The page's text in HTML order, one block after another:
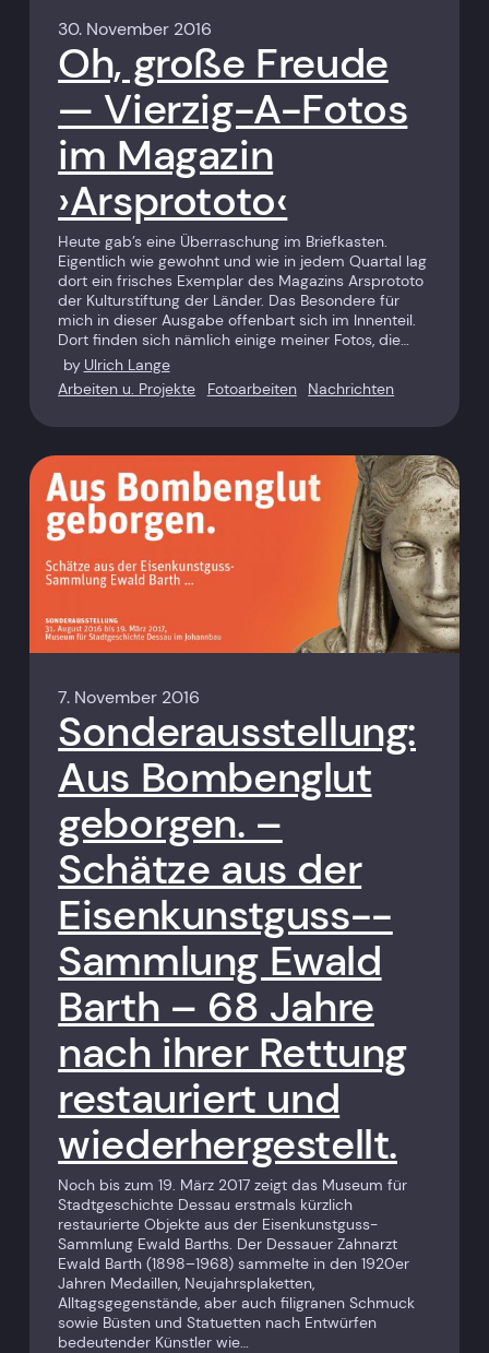
30. November 2016
Oh, große Freude
— Vierzig-A-Fotos
im Magazin
›Arsprototo‹
Heute gab’s eine Überraschung im Briefkasten.
Eigentlich wie gewohnt und wie in jedem Quartal lag
dort ein frisches Exemplar des Magazins Arsprototo
der Kulturstiftung der Länder. Das Besondere für
mich in dieser Ausgabe offenbart sich im Innenteil.
Dort finden sich nämlich einige meiner Fotos, die…
by Ulrich Lange
Arbeiten u. Projekte
Fotoarbeiten Nachrichten
7. November 2016
Sonderausstellung:
Aus Bombenglut
geborgen. –
Schätze aus der
Eisenkunstguss-­
Sammlung Ewald
Barth – 68 Jahre
nach ihrer Rettung
restauriert und
wiederhergestellt.
Noch bis zum 19. März 2017 zeigt das Museum für
Stadtgeschichte Dessau erstmals kürzlich
restaurierte Objekte aus der Eisenkunstguss-
Sammlung Ewald Barths. Der Dessauer Zahnarzt
Ewald Barth (1898–1968) sammelte in den 1920er
Jahren Medaillen, Neujahrs­plaketten,
Alltagsgegenstände, aber auch filigranen Schmuck
sowie Büsten und Statuetten nach Entwürfen
bedeutender Künstler wie…